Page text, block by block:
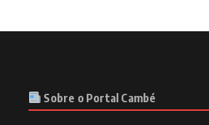
Sobre o Portal Cambé